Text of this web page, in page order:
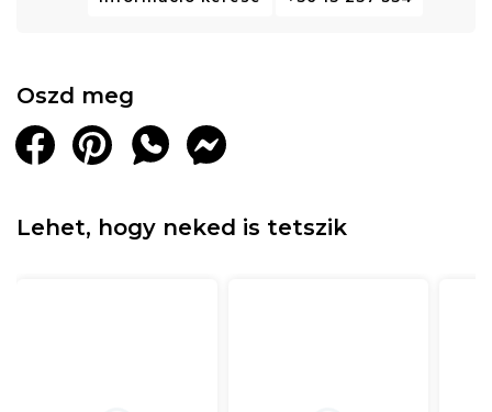
Oszd meg
Lehet, hogy neked is tetszik